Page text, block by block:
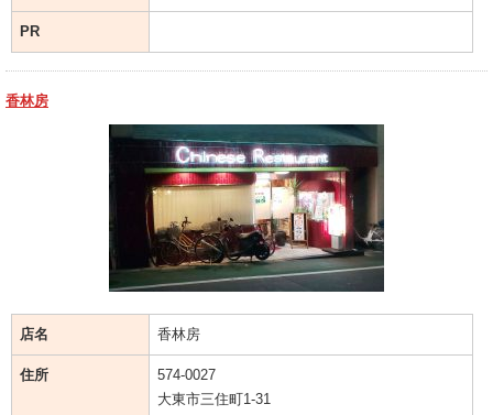
PR
香林房
店名 香林房
住所
574-0027
大東市三住町1-31